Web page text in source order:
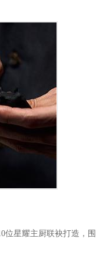
位星耀主厨联袂打造，围